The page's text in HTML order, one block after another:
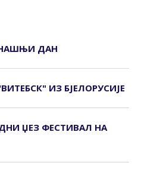
ДАН
ИЗ БЈЕЛОРУСИЈЕ
ЏЕЗ ФЕСТИВАЛ НА